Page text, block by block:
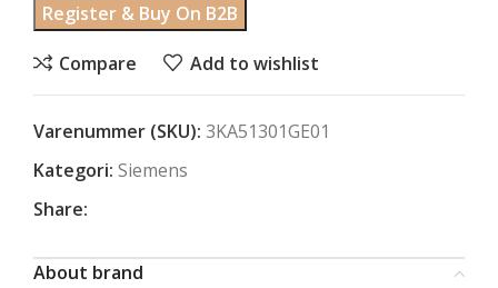
Register & Buy On B2B
Compare Add to wishlist
Varenummer (SKU): 3KA51301GE01
Kategori: Siemens
Share:
About brand